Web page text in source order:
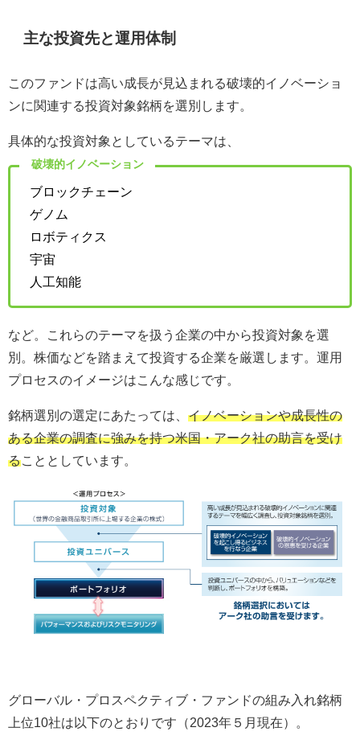
主な投資先と運用体制
このファンドは高い成長が見込まれる破壊的イノベーショ
ンに関連する投資対象銘柄を選別します。
具体的な投資対象としているテーマは、
破壊的イノベーション
ブロックチェーン
ゲノム
ロボティクス
宇宙
人工知能
など。これらのテーマを扱う企業の中から投資対象を選
別。株価などを踏まえて投資する企業を厳選します。運用
プロセスのイメージはこんな感じです。
銘柄選別の選定にあたっては、 イノベーションや成長性の
ある企業の調査に強みを持つ米国・アーク社の助言を受け
る こととしています。
グローバル・プロスペクティブ・ファンドの組み入れ銘柄
上位10社は以下のとおりです（2023年５月現在）。